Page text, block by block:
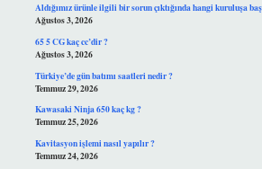
Aldığımız ürünle ilgili bir sorun çıktığında hangi kuruluşa
Ağustos 3, 2026
65 5 CG kaç cc’dir ?
Ağustos 3, 2026
Türkiye’de gün batımı saatleri nedir ?
Temmuz 29, 2026
Kawasaki Ninja 650 kaç kg ?
Temmuz 25, 2026
Kavitasyon işlemi nasıl yapılır ?
Temmuz 24, 2026